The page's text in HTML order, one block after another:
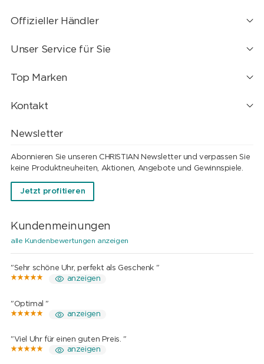
Offizieller Händler
Unser Service für Sie
Top Marken
Kontakt
Newsletter
Abonnieren Sie unseren CHRISTIAN Newsletter und verpassen Sie
keine Produktneuheiten, Aktionen, Angebote und Gewinnspiele.
Jetzt profitieren
Kundenmeinungen
alle Kundenbewertungen anzeigen
"Sehr schöne Uhr, perfekt als Geschenk "
anzeigen
"Optimal "
anzeigen
"Viel Uhr für einen guten Preis. "
anzeigen